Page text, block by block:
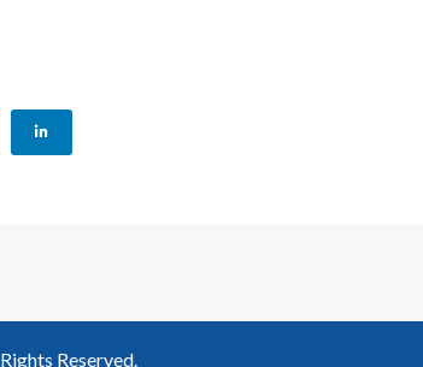
114年08月08日至114年11月28日舉辦「臨床試驗系
Reserved.